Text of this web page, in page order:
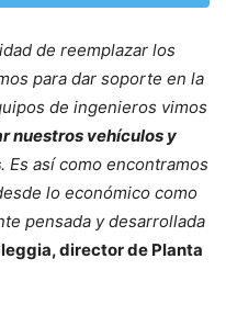
de reemplazar los
para dar soporte en la
de ingenieros vimos
nuestros vehículos y
. Es así como encontramos
lo económico como
pensada y desarrollada
director de Planta